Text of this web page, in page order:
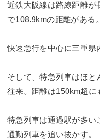
近鉄大阪線は路線距離が
で108.9kmの距離がある。
快速急行を中心に三重県
そして、特急列車はほと
往来。距離は150km超に
特急列車は通過駅が多い
通勤列車を追い抜かす。